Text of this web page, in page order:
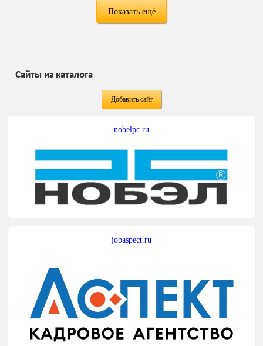
Показать ещё
Сайты из каталога
Добавить сайт
nobelpc.ru
jobaspect.ru